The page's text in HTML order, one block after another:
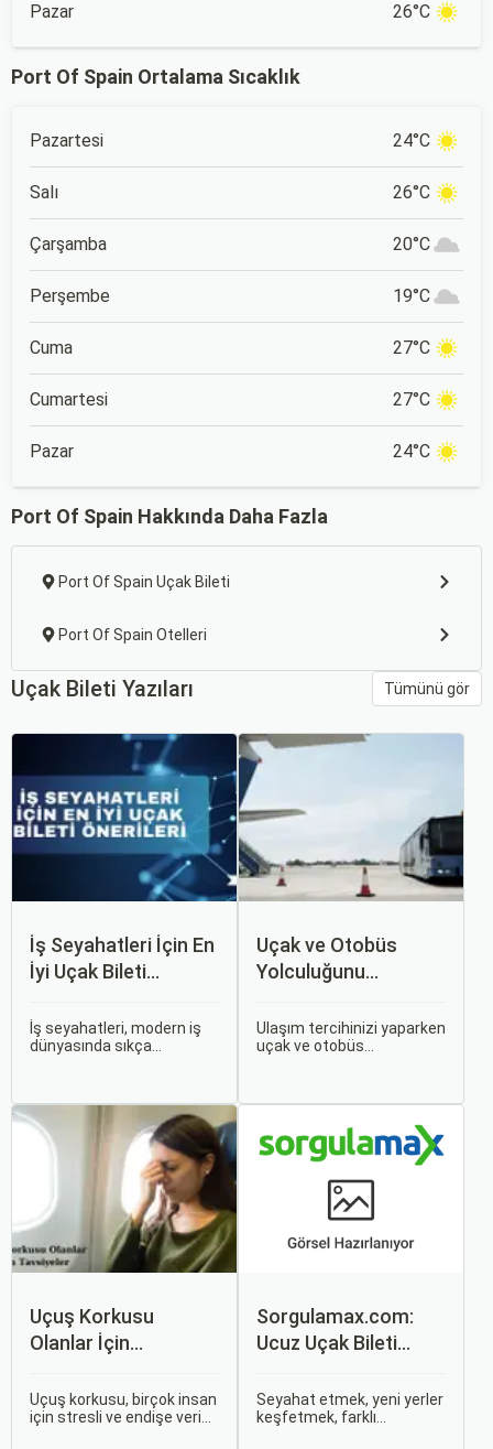
Pazar 26°C
Port Of Spain Ortalama Sıcaklık
Pazartesi 24°C
Salı 26°C
Çarşamba 20°C
Perşembe 19°C
Cuma 27°C
Cumartesi 27°C
Pazar 24°C
Port Of Spain Hakkında Daha Fazla
Port Of Spain Uçak Bileti
Port Of Spain Otelleri
Uçak Bileti Yazıları Tümünü gör
İş Seyahatleri İçin En
İyi Uçak Bileti
İş seyahatleri, modern iş
dünyasında sıkça
süreçlerdir. Özellikle uçak
bileti seçimi, seyahatinizin
başarısını doğrudan
etkileyen unsurlardan
Uçak ve Otobüs
Yolculuğunu
Sizin İçin Uygun?
Ulaşım tercihinizi yaparken
uçak ve otobüs
çeşitli avantajlar ve
dezavantajlar sunar.
Uçuş Korkusu
Olanlar İçin
Uçuş korkusu, birçok insan
için stresli ve endişe verici
Sorgulamax.com:
Ucuz Uçak Bileti
Seyahat etmek, yeni yerler
keşfetmek, farklı